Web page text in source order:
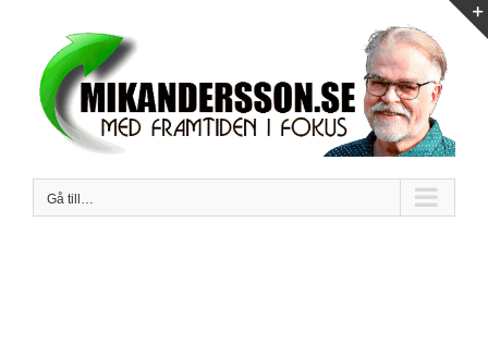
innehållet
Gå till…